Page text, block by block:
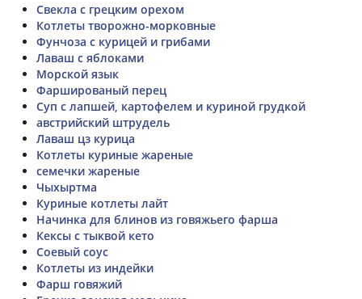
Свекла с грецким орехом
Котлеты творожно-морковные
Фунчоза с курицей и грибами
Лаваш с яблоками
Морской язык
Фаршированый перец
Суп с лапшей, картофелем и куриной грудкой
австрийский штрудель
Лаваш цз курица
Котлеты куриные жареные
семечки жареные
Чыхыртма
Куриные котлеты лайт
Начинка для блинов из говяжьего фарша
Кексы с тыквой кето
Соевый соус
Котлеты из индейки
Фарш говяжий